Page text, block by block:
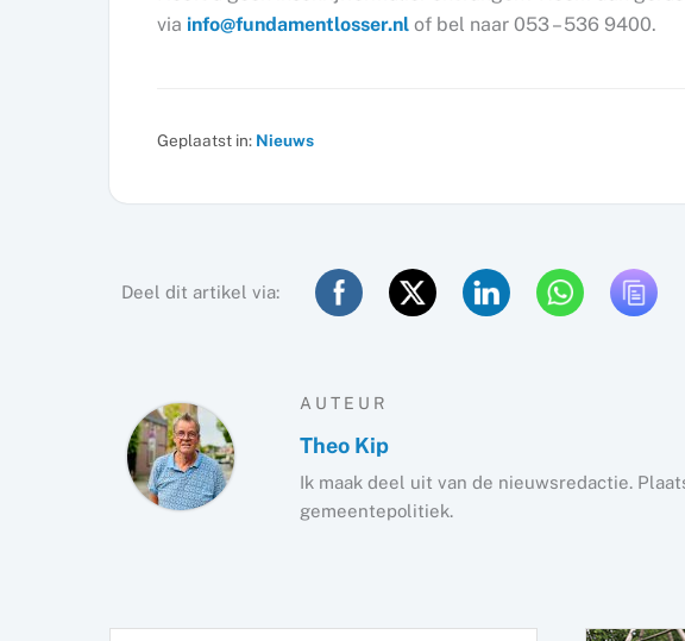
via info@fundamentlosser.nl of bel naar 053 – 536 9400.
Geplaatst in: Nieuws
Deel dit artikel via:
AUTEUR
Theo Kip
Ik maak deel uit van de nieuwsredactie.
gemeentepolitiek.